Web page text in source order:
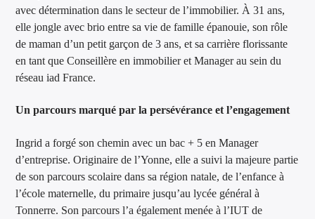
avec détermination dans le secteur de l’immobilier. À 31 ans,
elle jongle avec brio entre sa vie de famille épanouie, son rôle
de maman d’un petit garçon de 3 ans, et sa carrière florissante
en tant que Conseillère en immobilier et Manager au sein du
réseau iad France.
Un parcours marqué par la persévérance et l’engagement
Ingrid a forgé son chemin avec un bac + 5 en Manager
d’entreprise. Originaire de l’Yonne, elle a suivi la majeure partie
de son parcours scolaire dans sa région natale, de l’enfance à
l’école maternelle, du primaire jusqu’au lycée général à
Tonnerre. Son parcours l’a également menée à l’IUT de